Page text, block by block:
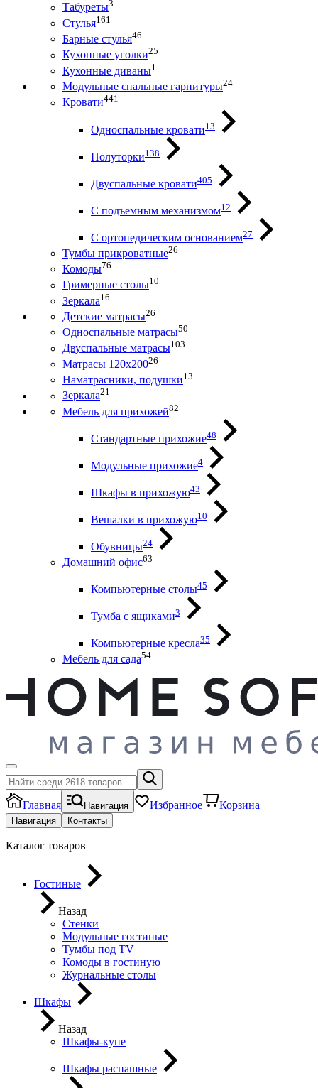
Табуреты3
Стулья161
Барные стулья46
Кухонные уголки25
Кухонные диваны1
Модульные спальные гарнитуры24
Кровати441
Односпальные кровати13
Полуторки138
Двуспальные кровати405
С подъемным механизмом12
С ортопедическим основанием27
Тумбы прикроватные26
Комоды76
Гримерные столы10
Зеркала16
Детские матрасы26
Односпальные матрасы50
Двуспальные матрасы103
Матрасы 120х20026
Наматрасники, подушки13
Зеркала21
Мебель для прихожей82
Стандартные прихожие48
Модульные прихожие4
Шкафы в прихожую43
Вешалки в прихожую10
Обувницы24
Домашний офис63
Компьютерные столы45
Тумба с ящиками3
Компьютерные кресла35
Мебель для сада54
Главная Навигация Избранное Корзина
Навигация Контакты
Каталог товаров
Гостиные
Назад
Стенки
Модульные гостиные
Тумбы под ТV
Комоды в гостиную
Журнальные столы
Шкафы
Назад
Шкафы-купе
Шкафы распашные